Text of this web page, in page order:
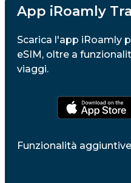
App iRoamly
Scarica l'app iRoamly
eSIM, oltre a
viaggi.
Funzionalità aggiuntive